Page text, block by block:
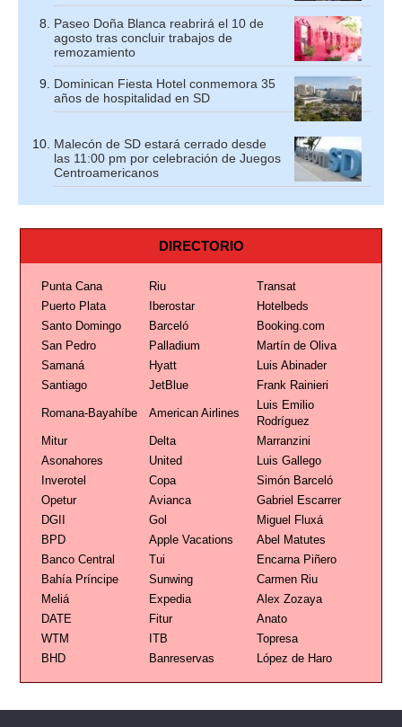
Paseo Doña Blanca reabrirá el 10 de
agosto tras concluir trabajos de
remozamiento
Dominican Fiesta Hotel conmemora 35
años de hospitalidad en SD
Malecón de SD estará cerrado desde
las 11:00 pm por celebración de Juegos
Centroamericanos
DIRECTORIO
Punta Cana Riu
Transat
Puerto Plata
Iberostar
Hotelbeds
Santo Domingo
Barceló
Booking.com
San Pedro
Palladium
Martín de Oliva
Samaná
Hyatt
Luis Abinader
Santiago
JetBlue Frank Rainieri
Romana-Bayahíbe American Airlines
Luis Emilio
Rodríguez
Mitur
Delta
Marranzini
Asonahores
United
Luis Gallego
Inverotel
Copa
Simón Barceló
Opetur
Avianca
Gabriel Escarrer
DGII
Gol
Miguel Fluxá
BPD
Apple Vacations
Abel Matutes
Banco Central
Tui
Encarna Piñero
Bahía Príncipe
Sunwing
Carmen Riu
Meliá
Expedia
Alex Zozaya
DATE
Fitur
Anato
WTM
ITB
Topresa
BHD
Banreservas López de Haro